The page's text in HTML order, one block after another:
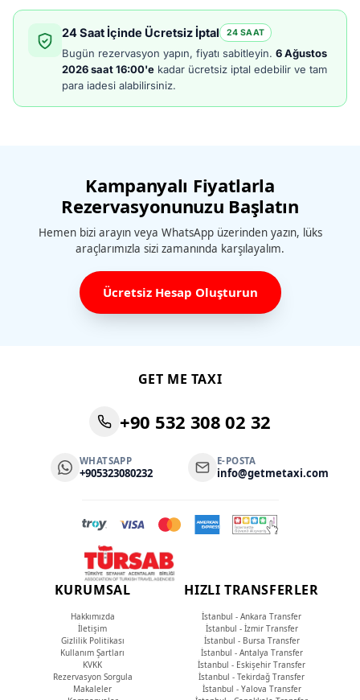
24 Saat İçinde Ücretsiz İptal 24 SAAT
Bugün rezervasyon yapın, fiyatı sabitleyin. 6 Ağustos
2026 saat 16:00'e kadar ücretsiz iptal edebilir ve tam
para iadesi alabilirsiniz.
Kampanyalı Fiyatlarla
Rezervasyonunuzu Başlatın
Hemen bizi arayın veya WhatsApp üzerinden yazın, lüks
araçlarımızla sizi zamanında karşılayalım.
Ücretsiz Hesap Oluşturun
GET ME TAXI
+90 532 308 02 32
WHATSAPP
+905323080232
E-POSTA
info@getmetaxi.com
KURUMSAL
Hakkımızda
İletişim
Gizlilik Politikası
Kullanım Şartları
KVKK
Rezervasyon Sorgula
Makaleler
HIZLI TRANSFERLER
İstanbul - Ankara Transfer
İstanbul - İzmir Transfer
İstanbul - Bursa Transfer
İstanbul - Antalya Transfer
İstanbul - Eskişehir Transfer
İstanbul - Tekirdağ Transfer
İstanbul - Yalova Transfer